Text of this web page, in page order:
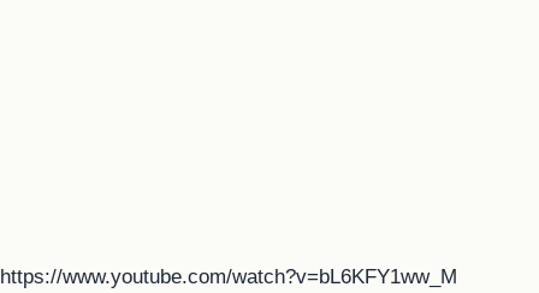
https://www.youtube.com/watch?v=bL6KFY1ww_M